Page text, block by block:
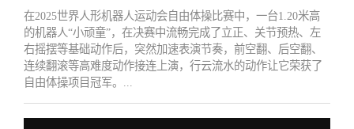
在2025世界人形机器人运动会自由体操比赛中，一台1.20米高
的机器人“小顽童”，在决赛中流畅完成了立正、关节预热、左
右摇摆等基础动作后，突然加速表演节奏，前空翻、后空翻、
连续翻滚等高难度动作接连上演，行云流水的动作让它荣获了
自由体操项目冠军。...